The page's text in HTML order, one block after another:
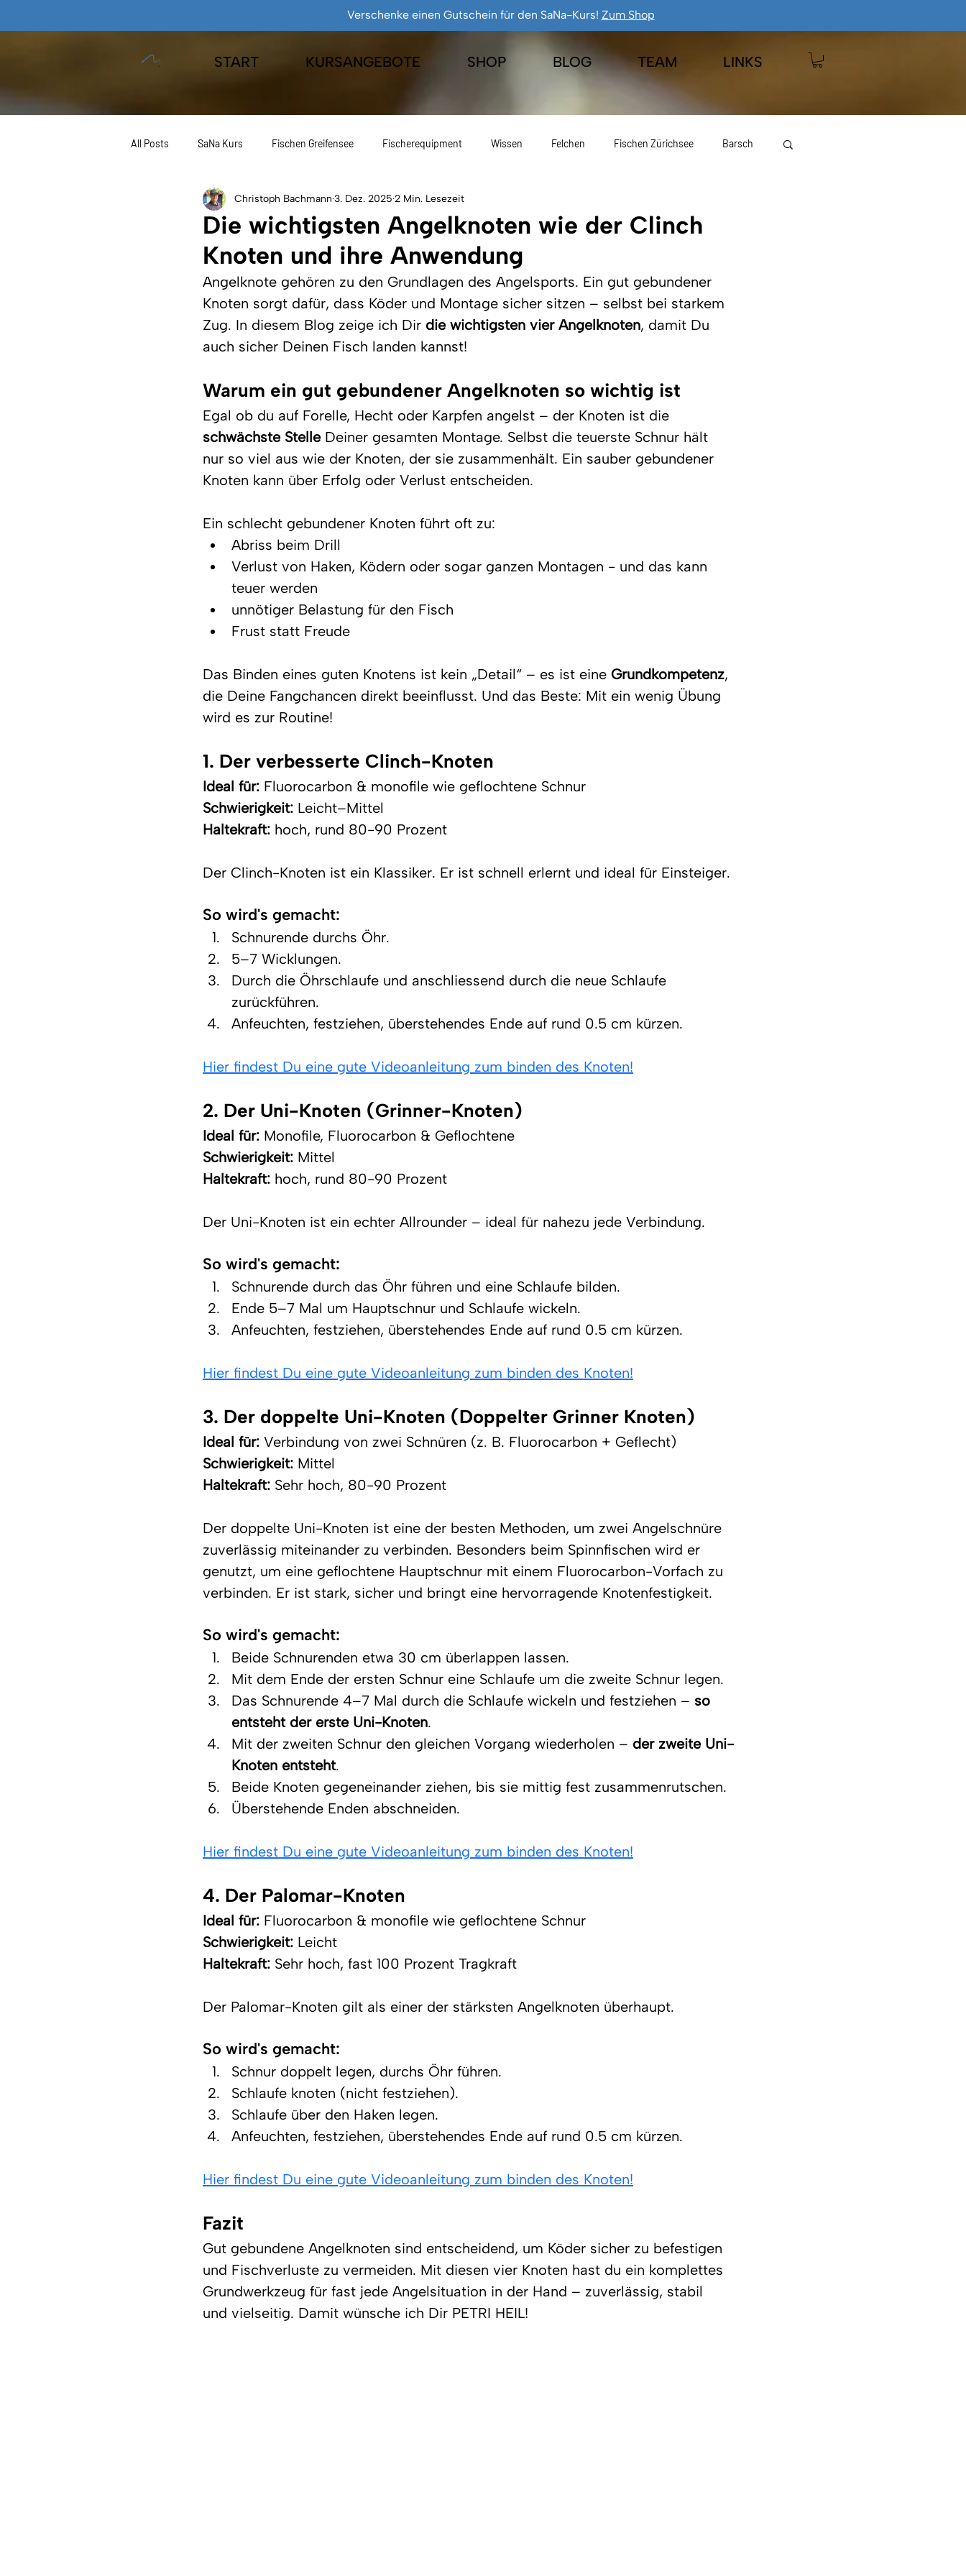
Verschenke einen Gutschein für den SaNa-Kurs! Zum Shop
START KURSANGEBOTE SHOP BLOG TEAM LINKS
All Posts SaNa Kurs Fischen Greifensee Fischerequipment Wissen Felchen Fischen Zürichsee Barsch
JAEGER Fishing Angeln Europa Eisfischen Geschenkideen
Die wichtigsten Angelknoten wie der Clinch
Knoten und ihre Anwendung
Christoph Bachmann 3. Dez. 2025 2 Min. Lesezeit
Angelknote gehören zu den Grundlagen des Angelsports. Ein gut gebundener
Knoten sorgt dafür, dass Köder und Montage sicher sitzen – selbst bei starkem
Zug. In diesem Blog zeige ich Dir die wichtigsten vier Angelknoten, damit Du
auch sicher Deinen Fisch landen kannst!
Warum ein gut gebundener Angelknoten so wichtig ist
Egal ob du auf Forelle, Hecht oder Karpfen angelst – der Knoten ist die
schwächste Stelle Deiner gesamten Montage. Selbst die teuerste Schnur hält
nur so viel aus wie der Knoten, der sie zusammenhält. Ein sauber gebundener
Knoten kann über Erfolg oder Verlust entscheiden.
Ein schlecht gebundener Knoten führt oft zu:
Abriss beim Drill
Verlust von Haken, Ködern oder sogar ganzen Montagen - und das kann
teuer werden
unnötiger Belastung für den Fisch
Frust statt Freude
Das Binden eines guten Knotens ist kein „Detail“ – es ist eine Grundkompetenz,
die Deine Fangchancen direkt beeinflusst. Und das Beste: Mit ein wenig Übung
wird es zur Routine!
1. Der verbesserte Clinch-Knoten
Ideal für: Fluorocarbon & monofile wie geflochtene Schnur
Schwierigkeit: Leicht–Mittel
Haltekraft: hoch, rund 80-90 Prozent
Der Clinch-Knoten ist ein Klassiker. Er ist schnell erlernt und ideal für Einsteiger.
So wird's gemacht:
Schnurende durchs Öhr.
5–7 Wicklungen.
Durch die Öhrschlaufe und anschliessend durch die neue Schlaufe
zurückführen.
Anfeuchten, festziehen, überstehendes Ende auf rund 0.5 cm kürzen.
Hier findest Du eine gute Videoanleitung zum binden des Knoten!
2. Der Uni-Knoten (Grinner-Knoten)
Ideal für: Monofile, Fluorocarbon & Geflochtene
Schwierigkeit: Mittel
Haltekraft: hoch, rund 80-90 Prozent
Der Uni-Knoten ist ein echter Allrounder – ideal für nahezu jede Verbindung.
So wird's gemacht:
Schnurende durch das Öhr führen und eine Schlaufe bilden.
Ende 5–7 Mal um Hauptschnur und Schlaufe wickeln.
Anfeuchten, festziehen, überstehendes Ende auf rund 0.5 cm kürzen.
Hier findest Du eine gute Videoanleitung zum binden des Knoten!
3. Der doppelte Uni-Knoten (Doppelter Grinner Knoten)
Ideal für: Verbindung von zwei Schnüren (z. B. Fluorocarbon + Geflecht)
Schwierigkeit: Mittel
Haltekraft: Sehr hoch, 80-90 Prozent
Der doppelte Uni-Knoten ist eine der besten Methoden, um zwei Angelschnüre
zuverlässig miteinander zu verbinden. Besonders beim Spinnfischen wird er
genutzt, um eine geflochtene Hauptschnur mit einem Fluorocarbon-Vorfach zu
verbinden. Er ist stark, sicher und bringt eine hervorragende Knotenfestigkeit.
So wird's gemacht:
Beide Schnurenden etwa 30 cm überlappen lassen.
Mit dem Ende der ersten Schnur eine Schlaufe um die zweite Schnur legen.
Das Schnurende 4–7 Mal durch die Schlaufe wickeln und festziehen – so
entsteht der erste Uni-Knoten.
Mit der zweiten Schnur den gleichen Vorgang wiederholen – der zweite Uni-
Knoten entsteht.
Beide Knoten gegeneinander ziehen, bis sie mittig fest zusammenrutschen.
Überstehende Enden abschneiden.
Hier findest Du eine gute Videoanleitung zum binden des Knoten!
4. Der Palomar-Knoten
Ideal für: Fluorocarbon & monofile wie geflochtene Schnur
Schwierigkeit: Leicht
Haltekraft: Sehr hoch, fast 100 Prozent Tragkraft
Der Palomar-Knoten gilt als einer der stärksten Angelknoten überhaupt.
So wird's gemacht:
Schnur doppelt legen, durchs Öhr führen.
Schlaufe knoten (nicht festziehen).
Schlaufe über den Haken legen.
Anfeuchten, festziehen, überstehendes Ende auf rund 0.5 cm kürzen.
Hier findest Du eine gute Videoanleitung zum binden des Knoten!
Fazit
Gut gebundene Angelknoten sind entscheidend, um Köder sicher zu befestigen
und Fischverluste zu vermeiden. Mit diesen vier Knoten hast du ein komplettes
Grundwerkzeug für fast jede Angelsituation in der Hand – zuverlässig, stabil
und vielseitig. Damit wünsche ich Dir PETRI HEIL!